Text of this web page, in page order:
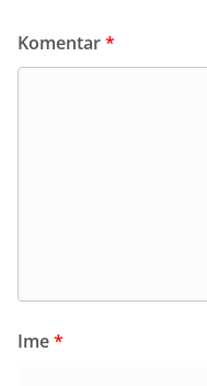
Komentar*
Ime*